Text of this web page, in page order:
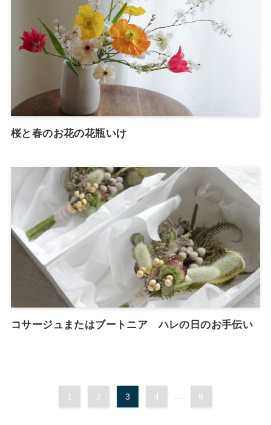
桜と春のお花の花瓶いけ
コサージュまたはブートニア ハレの日のお手伝い
1 2 3 4 ... 8